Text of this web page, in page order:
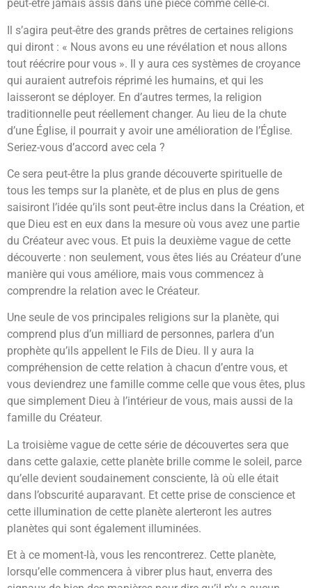
peut-être jamais assis dans une pièce comme celle-ci.
Il s’agira peut-être des grands prêtres de certaines religions
qui diront : « Nous avons eu une révélation et nous allons
tout réécrire pour vous ». Il y aura ces systèmes de croyance
qui auraient autrefois réprimé les humains, et qui les
laisseront se déployer. En d’autres termes, la religion
traditionnelle peut réellement changer. Au lieu de la chute
d’une Église, il pourrait y avoir une amélioration de l’Église.
Seriez-vous d’accord avec cela ?
Ce sera peut-être la plus grande découverte spirituelle de
tous les temps sur la planète, et de plus en plus de gens
saisiront l’idée qu’ils sont peut-être inclus dans la Création, et
que Dieu est en eux dans la mesure où vous avez une partie
du Créateur avec vous. Et puis la deuxième vague de cette
découverte : non seulement, vous êtes liés au Créateur d’une
manière qui vous améliore, mais vous commencez à
comprendre la relation avec le Créateur.
Une seule de vos principales religions sur la planète, qui
comprend plus d’un milliard de personnes, parlera d’un
prophète qu’ils appellent le Fils de Dieu. Il y aura la
compréhension de cette relation à chacun d’entre vous, et
vous deviendrez une famille comme celle que vous êtes, plus
que simplement Dieu à l’intérieur de vous, mais aussi de la
famille du Créateur.
La troisième vague de cette série de découvertes sera que
dans cette galaxie, cette planète brille comme le soleil, parce
qu’elle devient soudainement consciente, là où elle était
dans l’obscurité auparavant. Et cette prise de conscience et
cette illumination de cette planète alerteront les autres
planètes qui sont également illuminées.
Et à ce moment-là, vous les rencontrerez. Cette planète,
lorsqu’elle commencera à vibrer plus haut, enverra des